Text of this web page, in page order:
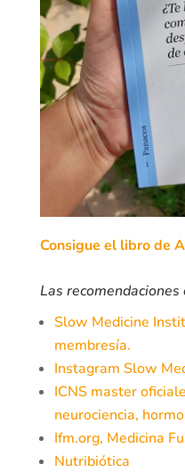
Consigue el libro de
Las
Slow Medicine
membresía.
Instagram Slow
ICNS master
neurociencia,
Ifm.org, Medicina
Nutribiótica